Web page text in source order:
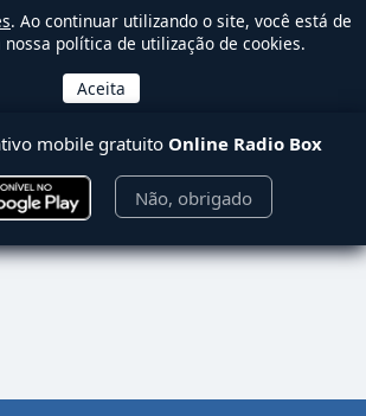
. Ao continuar utilizando o site, você está de
política de utilização de cookies.
mobile gratuito Online Radio Box
Não, obrigado